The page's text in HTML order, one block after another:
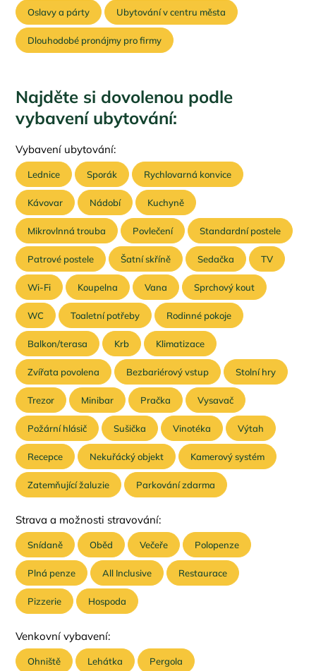
Oslavy a párty Ubytování v centru města
Dlouhodobé pronájmy pro firmy
Najděte si dovolenou podle
vybavení ubytování:
Vybavení ubytování:
Lednice Sporák Rychlovarná konvice
Kávovar Nádobí Kuchyně
Mikrovlnná trouba Povlečení Standardní postele
Patrové postele Šatní skříně Sedačka TV
Wi-Fi Koupelna Vana Sprchový kout
WC Toaletní potřeby Rodinné pokoje
Balkon/terasa Krb Klimatizace
Zvířata povolena Bezbariérový vstup Stolní hry
Trezor Minibar Pračka Vysavač
Požární hlásič Sušička Vinotéka Výtah
Recepce Nekuřácký objekt Kamerový systém
Zatemňující žaluzie Parkování zdarma
Strava a možnosti stravování:
Snídaně Oběd Večeře Polopenze
Plná penze All Inclusive Restaurace
Pizzerie Hospoda
Venkovní vybavení:
Ohniště Lehátka Pergola